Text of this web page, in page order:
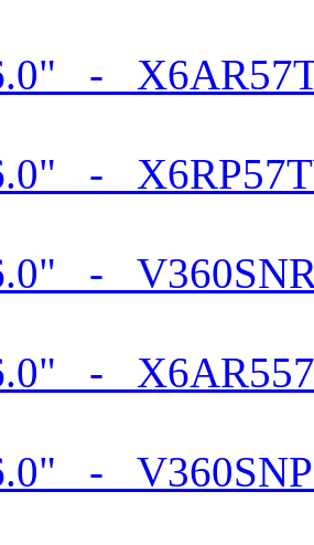
-
-
-
-
-